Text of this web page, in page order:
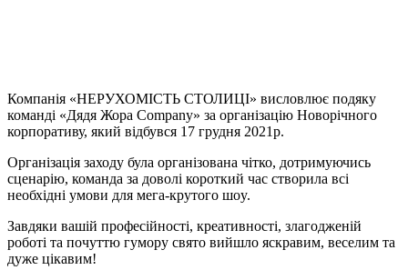
Компанія «НЕРУХОМІСТЬ СТОЛИЦІ» висловлює подяку
команді «Дядя Жора Company» за організацію Новорічного
корпоративу, який відбувся 17 грудня 2021р.
Організація заходу була організована чітко, дотримуючись
сценарію, команда за доволі короткий час створила всі
необхідні умови для мега-крутого шoy.
Завдяки вашій професійності, креативності, злагодженій
роботі та почуттю гумору свято вийшло яскравим, веселим та
дуже цікавим!